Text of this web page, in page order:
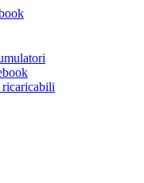
ricaricabili